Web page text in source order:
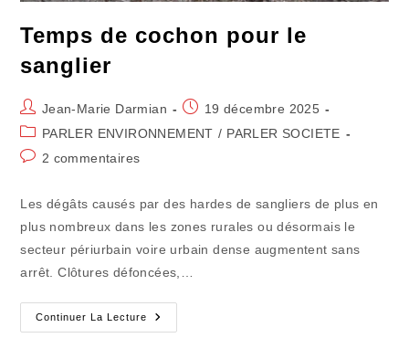
Temps de cochon pour le
sanglier
Auteur/autrice
de
la
publication :
Jean-Marie Darmian
Publication
publiée :
19 décembre 2025
Post
category:
PARLER ENVIRONNEMENT / PARLER SOCIETE
Commentaires
publication :
2 commentaires
Les dégâts causés par des hardes de sangliers de plus en
plus nombreux dans les zones rurales ou désormais le
secteur périurbain voire urbain dense augmentent sans
arrêt. Clôtures défoncées,…
Continuer La Lecture
Temps
De